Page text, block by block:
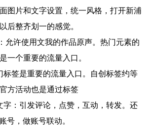
图片和文字设置，统一风格，打开新浦
后整齐划一的感觉。
允许使用文我的作品原声。热门元素的
一个重要的流量入口。
标签是重要的流量入口。自创标签约等
方活动也是通过标签
字：引发评论，点赞，互动，转发。还
号，做账号联动。